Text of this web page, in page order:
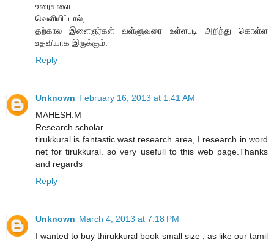
உரைகளை
வெளியிட்டால்,
தற்கால இளைஞர்கள் வள்ளுவரை உள்ளபடி அறிந்து கொள்ள
உதவியாக இருக்கும்.
Reply
Unknown February 16, 2013 at 1:41 AM
MAHESH.M
Research scholar
tirukkural is fantastic wast research area, I research in word
net for tirukkural. so very usefull to this web page.Thanks
and regards
Reply
Unknown March 4, 2013 at 7:18 PM
I wanted to buy thirukkural book small size , as like our tamil